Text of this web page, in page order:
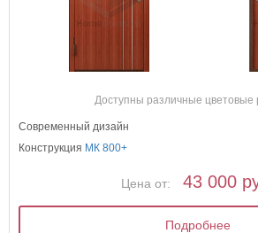
Доступны различные цветовые
Современный дизайн
Конструкция МК 800+
Цена от: 43 000
Подробнее